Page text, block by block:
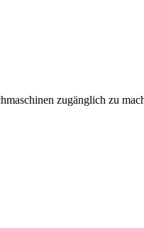
zugänglich zu